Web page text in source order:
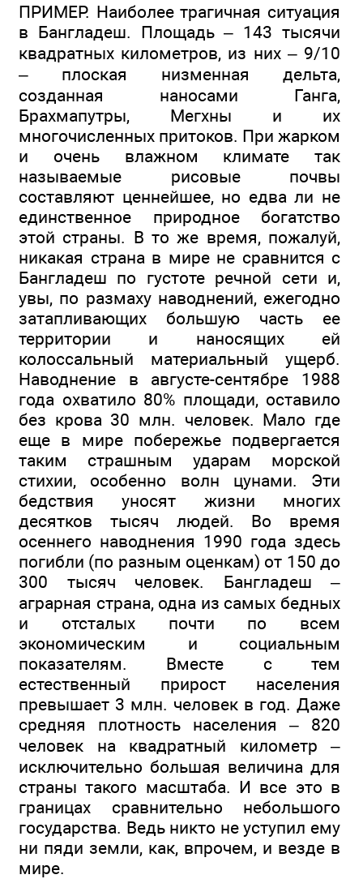
ПРИМЕР. Наиболее трагичная ситуация
в Бангладеш. Площадь – 143 тысячи
квадратных километров, из них – 9/10
– плоская низменная дельта,
созданная наносами Ганга,
Брахмапутры, Мегхны и их
многочисленных притоков. При жарком
и очень влажном климате так
называемые рисовые почвы
составляют ценнейшее, но едва ли не
единственное природное богатство
этой страны. В то же время, пожалуй,
никакая страна в мире не сравнится с
Бангладеш по густоте речной сети и,
увы, по размаху наводнений, ежегодно
затапливающих большую часть ее
территории и наносящих ей
колоссальный материальный ущерб.
Наводнение в августе-сентябре 1988
года охватило 80% площади, оставило
без крова 30 млн. человек. Мало где
еще в мире побережье подвергается
таким страшным ударам морской
стихии, особенно волн цунами. Эти
бедствия уносят жизни многих
десятков тысяч людей. Во время
осеннего наводнения 1990 года здесь
погибли (по разным оценкам) от 150 до
300 тысяч человек. Бангладеш –
аграрная страна, одна из самых бедных
и отсталых почти по всем
экономическим и социальным
показателям. Вместе с тем
естественный прирост населения
превышает 3 млн. человек в год. Даже
средняя плотность населения – 820
человек на квадратный километр –
исключительно большая величина для
страны такого масштаба. И все это в
границах сравнительно небольшого
государства. Ведь никто не уступил ему
ни пяди земли, как, впрочем, и везде в
мире.